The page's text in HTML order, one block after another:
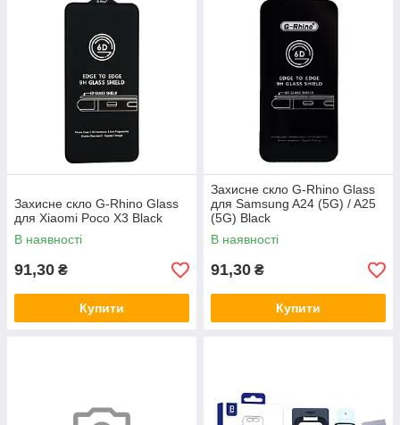
Захисне скло G-Rhino Glass
для Xiaomi Poco X3 Black
В наявності
91,30 ₴
Купити
Захисне скло G-Rhino Glass
для Samsung A24 (5G) / A25
(5G) Black
В наявності
91,30 ₴
Купити